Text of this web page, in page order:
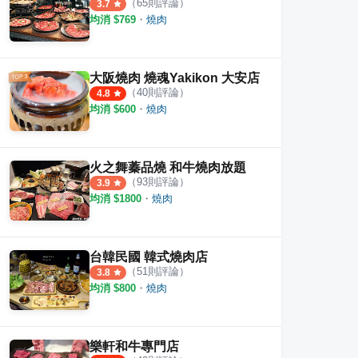
3.7 （65則評論）
均消 $769 ・ 燒肉
大阪燒肉 燒魂Yakikon 大安店
4.8 （40則評論）
均消 $600 ・ 燒肉
火之舞蓁品燒 和牛燒肉放題
3.9 （93則評論）
均消 $1800 ・ 燒肉
台韓民國 韓式燒肉店
3.8 （51則評論）
均消 $800 ・ 燒肉
樂軒和牛專門店